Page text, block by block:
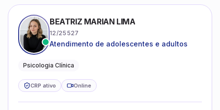
BEATRIZ MARIAN LIMA
12/25527
Atendimento de adolescentes e adultos
Psicologia Clínica
CRP ativo Online